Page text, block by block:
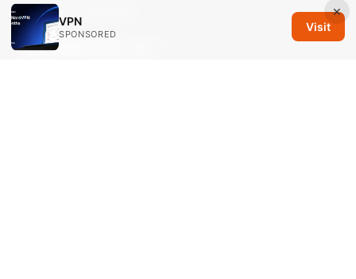
登录账户才能使用。
是否需要持续订阅？
×
VPN
SPONSORED
Visit